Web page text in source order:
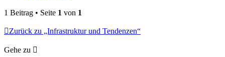
1 Beitrag • Seite 1 von 1
Zurück zu „Infrastruktur und Tendenzen“
Gehe zu